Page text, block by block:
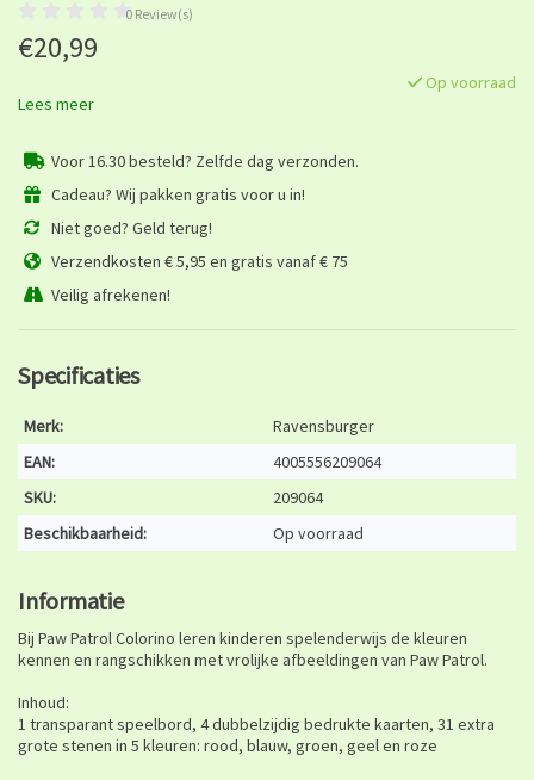
0 Review(s)
€20,99
Op voorraad
Lees meer
Voor 16.30 besteld? Zelfde dag verzonden.
Cadeau? Wij pakken gratis voor u in!
Niet goed? Geld terug!
Verzendkosten € 5,95 en gratis vanaf € 75
Veilig afrekenen!
Specificaties
Merk:
Ravensburger
EAN:
4005556209064
SKU:
209064
Beschikbaarheid:
Op voorraad
Informatie
Bij Paw Patrol Colorino leren kinderen spelenderwijs de kleuren
kennen en rangschikken met vrolijke afbeeldingen van Paw Patrol.
Inhoud:
1 transparant speelbord, 4 dubbelzijdig bedrukte kaarten, 31 extra
grote stenen in 5 kleuren: rood, blauw, groen, geel en roze